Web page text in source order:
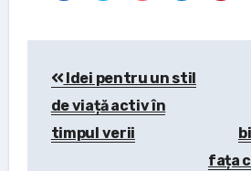
navigation
Idei pentru un stil
de viață activ în
timpul verii
fața